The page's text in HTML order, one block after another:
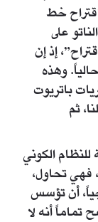
خط
على
إذ إن
وهذه
باتريوت
ثم
الكوني
فهي تحاول،
أن تؤسس
أنه لا